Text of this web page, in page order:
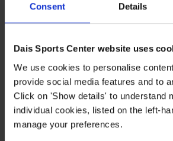
Consent Details
Dais Sports Center website uses
We use cookies to personalise
provide social media features and to
Click on 'Show details' to understand
individual cookies, listed on the left-
manage your preferences.